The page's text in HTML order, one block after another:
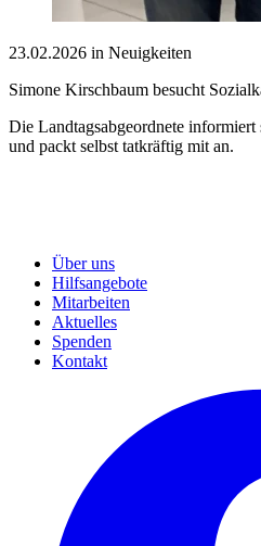
23.02.2026 in Neuigkeiten
Simone Kirschbaum besucht
Die Landtagsabgeordnete
und packt selbst tatkräftig mit an.
Über uns
Hilfsangebote
Mitarbeiten
Aktuelles
Spenden
Kontakt